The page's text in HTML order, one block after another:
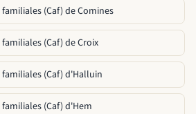
(Caf) de Comines
(Caf) de Croix
(Caf) d'Halluin
(Caf) d'Hem